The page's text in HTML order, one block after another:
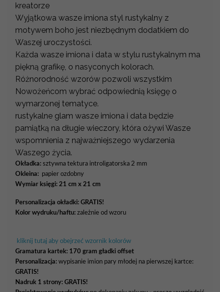
kreatorze
Wyjątkowa wasze imiona styl rustykalny z
motywem boho jest niezbędnym dodatkiem do
Waszej uroczystości.
Każda wasze imiona i data w stylu rustykalnym ma
piękną grafikę, o nasyconych kolorach.
Różnorodność wzorów pozwoli wszystkim
Nowożeńcom wybrać odpowiednią księgę o
wymarzonej tematyce.
rustykalne glam wasze imiona i data będzie
pamiątką na długie wieczory, która ożywi Wasze
wspomnienia z najważniejszego wydarzenia
Waszego życia.
Okładka: sztywna tektura introligatorska 2 mm
Okleina: papier ozdobny
Wymiar księgi: 21 cm x 21 cm
Personalizacja okładki: GRATIS!
Kolor wydruku/haftu: zależnie od wzoru
kliknij tutaj aby obejrzeć wzornik kolorów
Gramatura kartek: 170 gram gładki offset
Personalizacja: wypisanie imion pary młodej na pierwszej kartce:
GRATIS!
Nadruk 1 strony: GRATIS!